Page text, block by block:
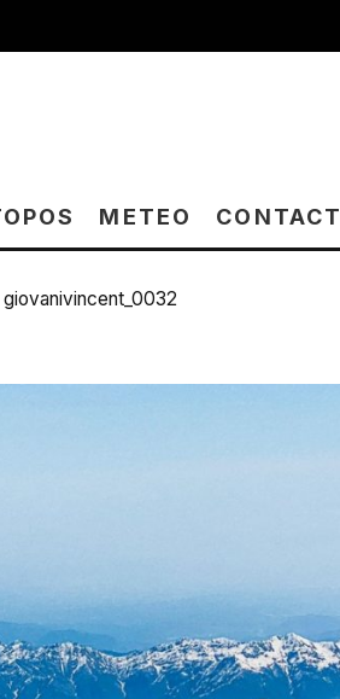
METEO CONTACT
giovanivincent_0032